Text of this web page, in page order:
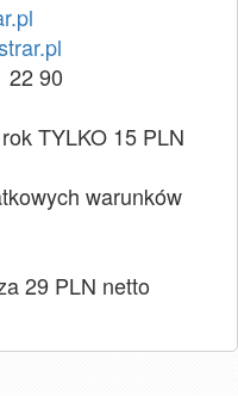
22 90
TYLKO 15 PLN
warunków
29 PLN netto